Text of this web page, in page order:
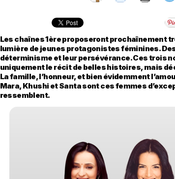
Les chaînes 1ère proposeront prochaînement
lumière de jeunes protagonistes féminines.
déterminisme et leur persévérance. Ces trois
uniquement le récit de belles histoires, mais
La famille, l’honneur, et bien évidemment
Mara, Khushi et Santa sont ces femmes
ressemblent.